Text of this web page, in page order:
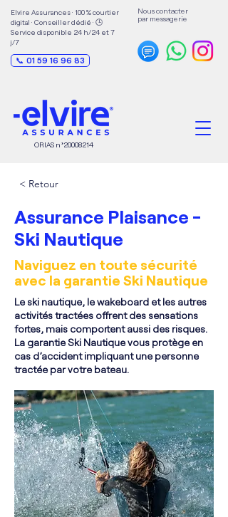
ORIAS n°20008214
Elvire Assurances · 100 % courtier
digital · Conseiller dédié · 🕒
Service disponible 24 h/24 et 7
j/7
📞 01 59 16 96 83
Nous contacter
par messagerie
< Retour
Assurance Plaisance -
Ski Nautique
Naviguez en toute sécurité
avec la garantie Ski Nautique
Le ski nautique, le wakeboard et les autres
activités tractées offrent des sensations
fortes, mais comportent aussi des risques.
La garantie Ski Nautique vous protège en
cas d’accident impliquant une personne
tractée par votre bateau.